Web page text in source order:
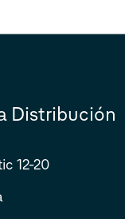
Distribución
12-20